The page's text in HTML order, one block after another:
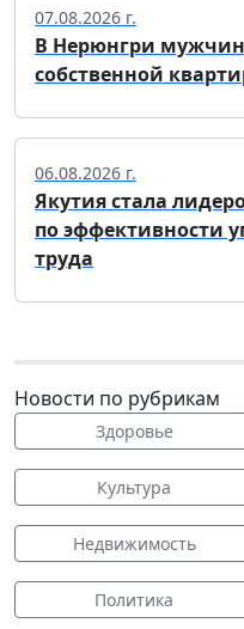
07.08.2026 г.
В Нерюнгри
собственной
06.08.2026 г.
Якутия стала
по эффективности
труда
Новости по рубрикам
Здоровье
Культура
Недвижимость
Политика